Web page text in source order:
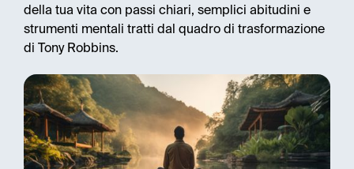
della tua vita con passi chiari, semplici abitudini e
strumenti mentali tratti dal quadro di trasformazione
di Tony Robbins.